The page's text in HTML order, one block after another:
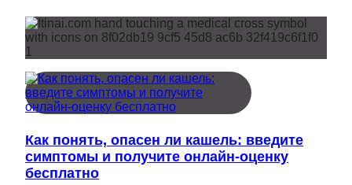
Как понять, опасен ли кашель: введите
симптомы и получите онлайн-оценку
бесплатно